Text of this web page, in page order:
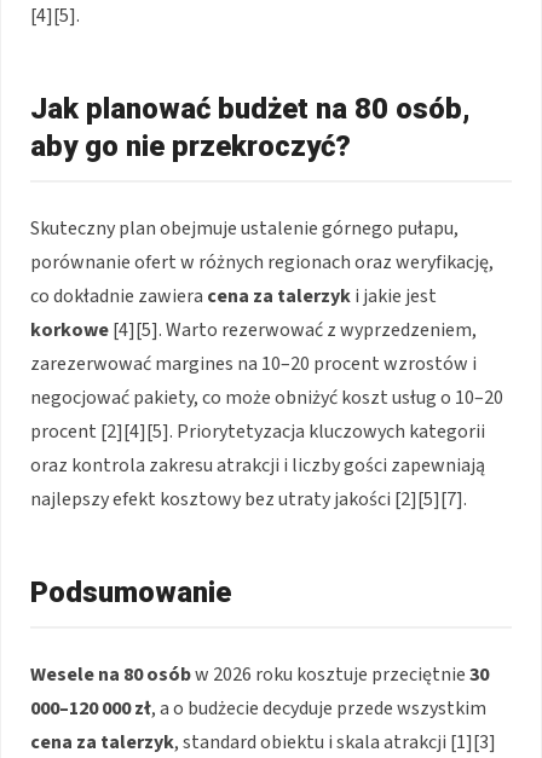
[4][5].
Jak planować budżet na 80 osób,
aby go nie przekroczyć?
Skuteczny plan obejmuje ustalenie górnego pułapu,
porównanie ofert w różnych regionach oraz weryfikację,
co dokładnie zawiera cena za talerzyki jakie jest
korkowe[4][5]. Warto rezerwować z wyprzedzeniem,
zarezerwować margines na 10–20 procent wzrostów i
negocjować pakiety, co może obniżyć koszt usług o 10–20
procent [2][4][5]. Priorytetyzacja kluczowych kategorii
oraz kontrola zakresu atrakcji i liczby gości zapewniają
najlepszy efekt kosztowy bez utraty jakości [2][5][7].
Podsumowanie
Wesele na 80 osóbw 2026 roku kosztuje przeciętnie30
000–120 000 zł, a o budżecie decyduje przede wszystkim
cena za talerzyk, standard obiektu i skala atrakcji [1][3]